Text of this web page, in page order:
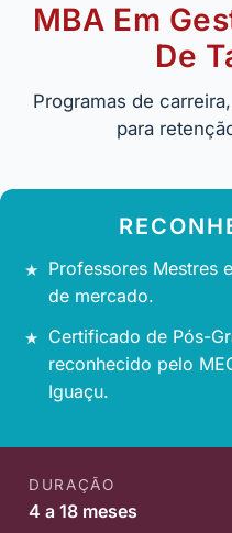
MBA Em
De
Programas de
para
Professores Mestres
de mercado.
Certificado de Pós-
reconhecido pelo
Iguaçu.
DURAÇÃO
4 a 18 meses